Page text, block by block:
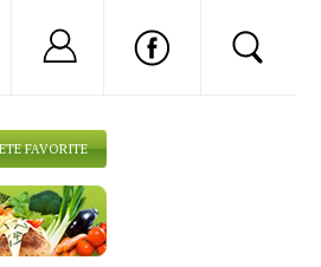
FAVORITE
Nu ai cont?